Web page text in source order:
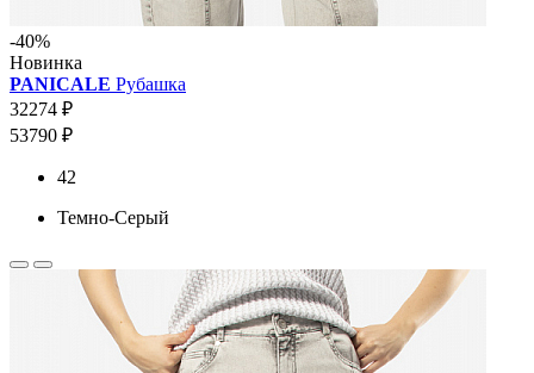
-40%
Новинка
PANICALE Рубашка
32274 ₽
53790 ₽
42
Темно-Серый